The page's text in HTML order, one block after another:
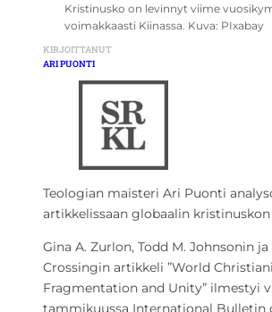
Kristinusko on levinnyt viime
voimakkaasti Kiinassa. Kuva: PIxabay
KIRJOITTANUT
ARI PUONTI
Teologian maisteri Ari Puonti
artikkelissaan globaalin
Gina A. Zurlon, Todd M. Johnsonin ja
Crossingin artikkeli ”World
Fragmentation and Unity” ilmestyi
tammikuussa International Bulletin